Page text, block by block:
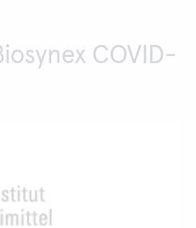
COVID-